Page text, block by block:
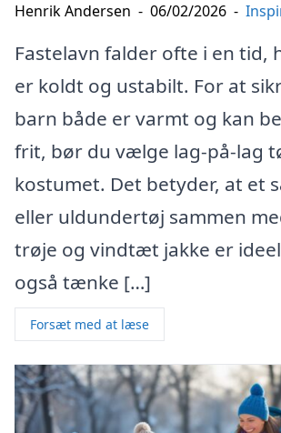
Henrik Andersen - 06/02/2026 -
Fastelavn falder ofte i en tid,
er koldt og ustabilt. For at
barn både er varmt og kan
frit, bør du vælge lag-på-lag
kostumet. Det betyder, at et
eller uldundertøj sammen
trøje og vindtæt jakke er
også tænke […]
Forsæt med at læse